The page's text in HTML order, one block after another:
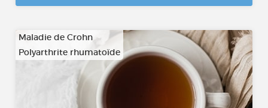
Maladie de Crohn
Polyarthrite rhumatoïde